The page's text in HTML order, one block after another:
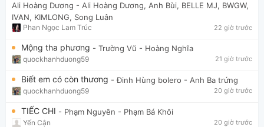
Ali Hoàng Dương - Ali Hoàng Dương, Anh Bùi, BELLE MJ, BWGW,
IVAN, KIMLONG, Song Luân
Phan Ngọc Lam Trúc 22 giờ trước
Mộng tha phương - Trường Vũ - Hoàng Nghĩa
quockhanhduong59 21 giờ trước
Biết em có còn thương - Đinh Hùng bolero - Anh Ba trứng
quockhanhduong59 20 giờ trước
TIẾC CHI - Phạm Nguyên - Phạm Bá Khôi
Yến Cận 20 giờ trước